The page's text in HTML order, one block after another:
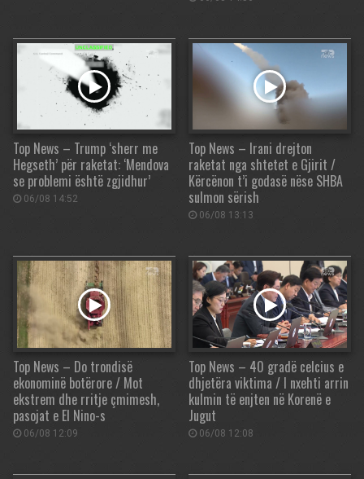
Top News – Trump ‘sherr me
Hegseth’ për raketat: ‘Mendova
se problemi është zgjidhur’
06/08 14:52
Top News – Irani drejton
raketat nga shtetet e Gjirit /
Kërcënon t’i godasë nëse SHBA
sulmon sërish
06/08 13:13
Top News – Do trondisë
ekonominë botërore / Mot
ekstrem dhe rritje çmimesh,
pasojat e El Nino-s
06/08 12:09
Top News – 40 gradë celcius e
dhjetëra viktima / I nxehti arrin
kulmin të enjten në Korenë e
Jugut
06/08 12:08